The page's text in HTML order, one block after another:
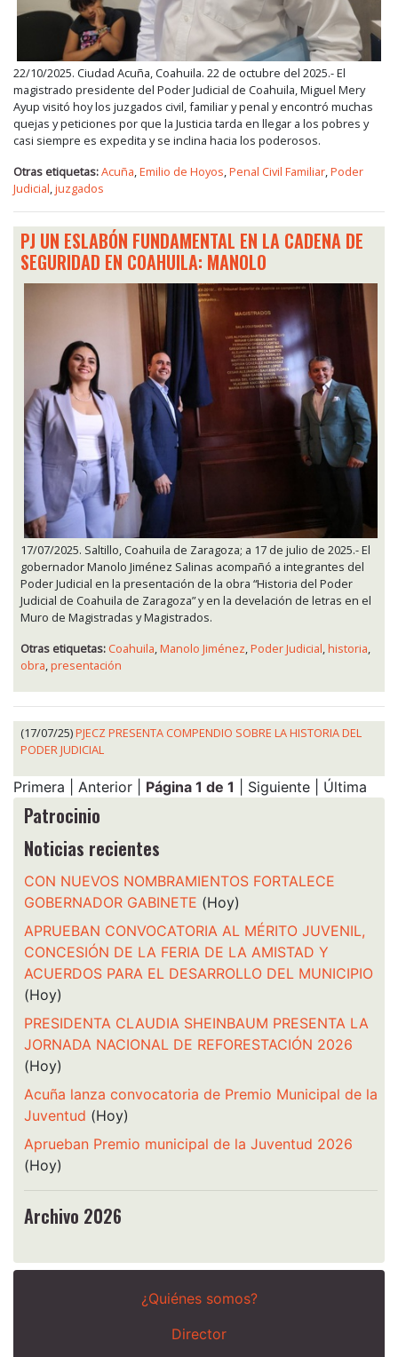
22/10/2025. Ciudad Acuña, Coahuila. 22 de octubre del 2025.- El
magistrado presidente del Poder Judicial de Coahuila, Miguel Mery
Ayup visitó hoy los juzgados civil, familiar y penal y encontró muchas
quejas y peticiones por que la Justicia tarda en llegar a los pobres y
casi siempre es expedita y se inclina hacia los poderosos.
Otras etiquetas:Acuña,Emilio de Hoyos,Penal Civil Familiar,Poder
Judicial,juzgados
PJ UN ESLABÓN FUNDAMENTAL EN LA CADENA DE
SEGURIDAD EN COAHUILA: MANOLO
17/07/2025. Saltillo, Coahuila de Zaragoza; a 17 de julio de 2025.- El
gobernador Manolo Jiménez Salinas acompañó a integrantes del
Poder Judicial en la presentación de la obra “Historia del Poder
Judicial de Coahuila de Zaragoza” y en la develación de letras en el
Muro de Magistradas y Magistrados.
Otras etiquetas: Coahuila,Manolo Jiménez,Poder Judicial,historia,
obra,presentación
(17/07/25)PJECZ PRESENTA COMPENDIO SOBRE LA HISTORIA DEL
PODER JUDICIAL
Primera | Anterior | Página 1 de 1 | Siguiente | Última
Patrocinio
Noticias recientes
CON NUEVOS NOMBRAMIENTOS FORTALECE
GOBERNADOR GABINETE (Hoy)
APRUEBAN CONVOCATORIA AL MÉRITO JUVENIL,
CONCESIÓN DE LA FERIA DE LA AMISTAD Y
ACUERDOS PARA EL DESARROLLO DEL MUNICIPIO
(Hoy)
PRESIDENTA CLAUDIA SHEINBAUM PRESENTA LA
JORNADA NACIONAL DE REFORESTACIÓN 2026
(Hoy)
Acuña lanza convocatoria de Premio Municipal de la
Juventud (Hoy)
Aprueban Premio municipal de la Juventud 2026
(Hoy)
Archivo 2026
¿Quiénes somos?
Director